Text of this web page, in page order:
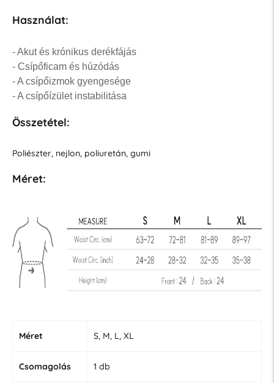
Használat:
- Akut és krónikus derékfájás
- Csípőficam és húzódás
- A csípőizmok gyengesége
- A csípőízület instabilitása
Összetétel:
Poliészter, nejlon, poliuretán, gumi
Méret:
Méret S, M, L, XL
Csomagolás 1 db